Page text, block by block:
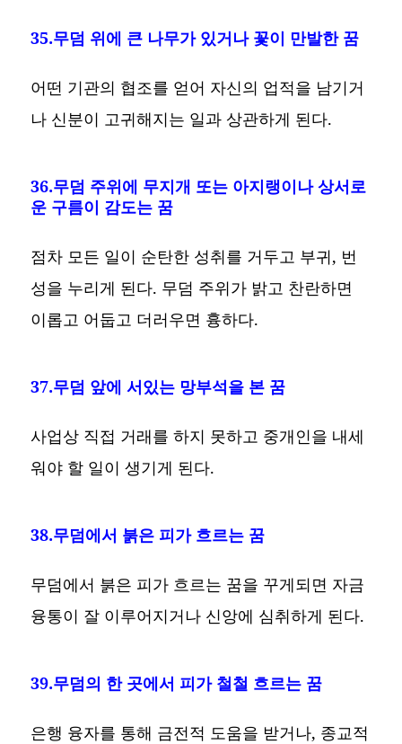
35.무덤 위에 큰 나무가 있거나 꽃이 만발한 꿈
어떤 기관의 협조를 얻어 자신의 업적을 남기거
나 신분이 고귀해지는 일과 상관하게 된다.
36.무덤 주위에 무지개 또는 아지랭이나 상서로
운 구름이 감도는 꿈
점차 모든 일이 순탄한 성취를 거두고 부귀, 번
성을 누리게 된다. 무덤 주위가 밝고 찬란하면
이롭고 어둡고 더러우면 흉하다.
37.무덤 앞에 서있는 망부석을 본 꿈
사업상 직접 거래를 하지 못하고 중개인을 내세
워야 할 일이 생기게 된다.
38.무덤에서 붉은 피가 흐르는 꿈
무덤에서 붉은 피가 흐르는 꿈을 꾸게되면 자금
융통이 잘 이루어지거나 신앙에 심취하게 된다.
39.무덤의 한 곳에서 피가 철철 흐르는 꿈
은행 융자를 통해 금전적 도움을 받거나, 종교적